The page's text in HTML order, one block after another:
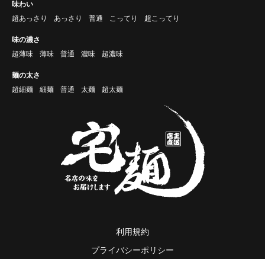
味わい
超あっさり
あっさり 普通 こってり 超こってり
味の濃さ
超薄味
薄味 普通 濃味 超濃味
麺の太さ
超細麺
細麺 普通 太麺 超太麺
利用規約
プライバシーポリシー